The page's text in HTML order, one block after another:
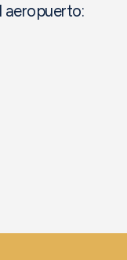
aeropuerto: